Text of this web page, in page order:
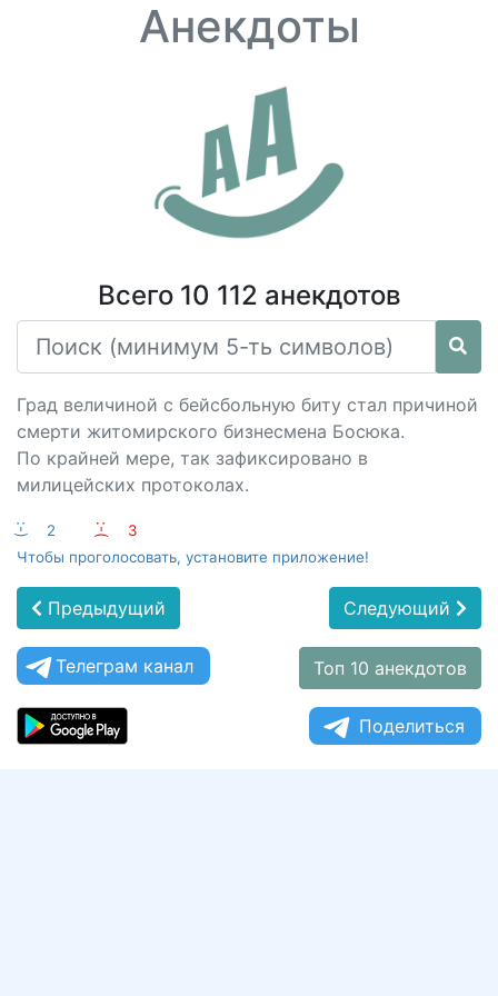
Анекдоты
Всего 10 112 анекдотов
Град величиной с бейсбольную биту стал причиной
смерти житомирского бизнесмена Босюка.
По крайней мере, так зафиксировано в
милицейских протоколах.
:-) 2 :-(
3
Чтобы проголосовать, установите приложение!
Предыдущий Следующий
Телеграм канал Топ 10 анекдотов
Поделиться